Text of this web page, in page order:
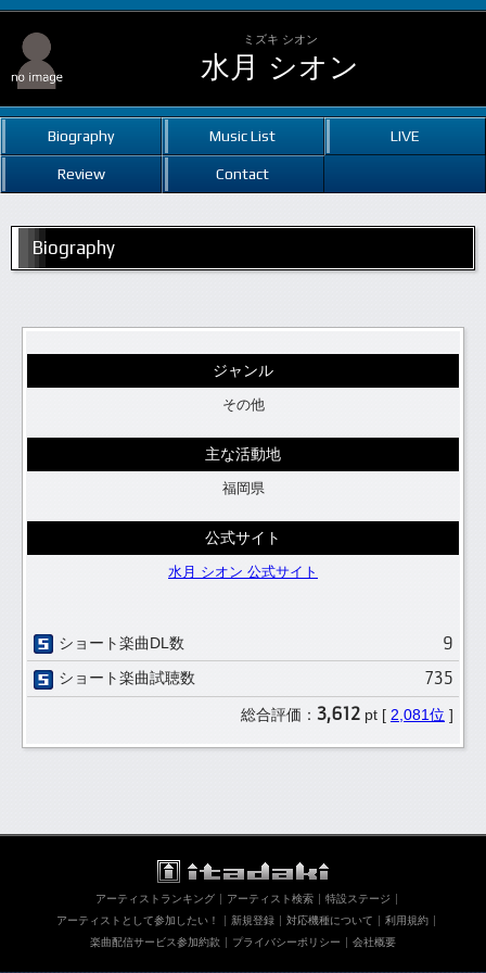
ミズキ シオン
水月 シオン
Biography Music List LIVE
Review Contact
Biography
ジャンル
その他
主な活動地
福岡県
公式サイト
水月 シオン 公式サイト
ショート楽曲DL数 9
ショート楽曲試聴数 735
総合評価： 3,612 pt [ 2,081位 ]
アーティストランキング アーティスト検索
特設ステージ
アーティストとして参加したい！
新規登録 対応機種について
利用規約
楽曲配信サービス参加約款
プライバシーポリシー 会社概要